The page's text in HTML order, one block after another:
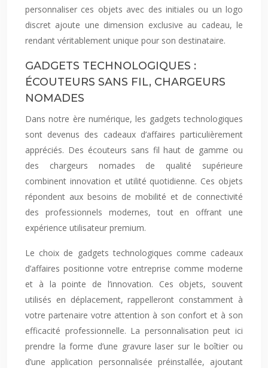
personnaliser ces objets avec des initiales ou un logo
discret ajoute une dimension exclusive au cadeau, le
rendant véritablement unique pour son destinataire.
GADGETS TECHNOLOGIQUES :
ÉCOUTEURS SANS FIL, CHARGEURS
NOMADES
Dans notre ère numérique, les gadgets technologiques
sont devenus des cadeaux d’affaires particulièrement
appréciés. Des écouteurs sans fil haut de gamme ou
des chargeurs nomades de qualité supérieure
combinent innovation et utilité quotidienne. Ces objets
répondent aux besoins de mobilité et de connectivité
des professionnels modernes, tout en offrant une
expérience utilisateur premium.
Le choix de gadgets technologiques comme cadeaux
d’affaires positionne votre entreprise comme moderne
et à la pointe de l’innovation. Ces objets, souvent
utilisés en déplacement, rappelleront constamment à
votre partenaire votre attention à son confort et à son
efficacité professionnelle. La personnalisation peut ici
prendre la forme d’une gravure laser sur le boîtier ou
d’une application personnalisée préinstallée, ajoutant